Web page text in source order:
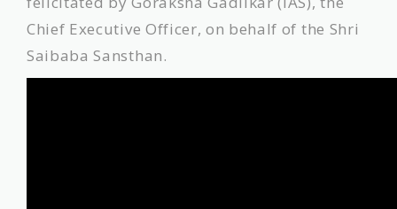
Chief Executive Officer, on behalf of the Shri
Saibaba Sansthan.